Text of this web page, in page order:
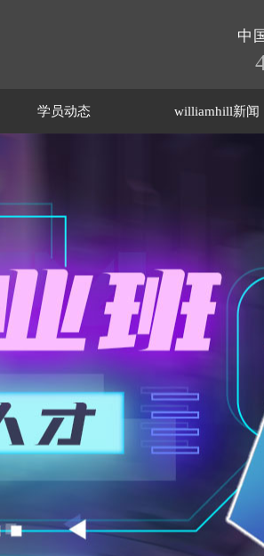
中
学员动态 williamhill新闻